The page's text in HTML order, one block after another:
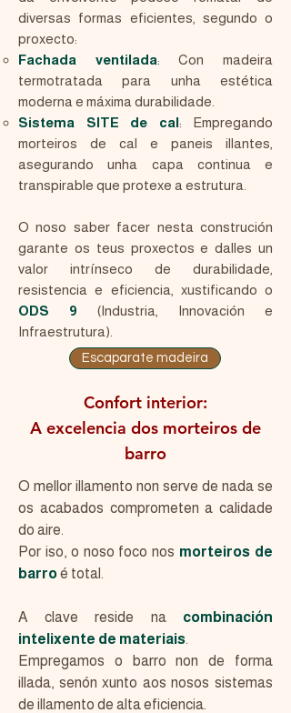
diversas formas eficientes, segundo o
proxecto:
Fachada ventilada: Con madeira
termotratada para unha estética
moderna e máxima durabilidade.
Sistema SITE de cal: Empregando
morteiros de cal e paneis illantes,
asegurando unha capa continua e
transpirable que protexe a estrutura.
O noso saber facer nesta construción
garante os teus proxectos e dalles un
valor intrínseco de durabilidade,
resistencia e eficiencia, xustificando o
ODS 9 (Industria, Innovación e
Infraestrutura).
Escaparate madeira
Confort interior:
A excelencia dos morteiros de
barro
O mellor illamento non serve de nada se
os acabados comprometen a calidade
do aire.
Por iso, o noso foco nos morteiros de
barroé total.
A clave reside na combinación
intelixente de materiais.
Empregamos o barro non de forma
illada, senón xunto aos nosos sistemas
de illamento de alta eficiencia.